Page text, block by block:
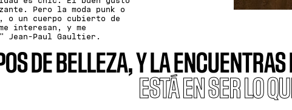
Pero la moda punk o
o un cuerpo cubierto de
interesan, y me
Jean-Paul Gaultier.
DE BELLEZA, Y LA
ESTÁ EN SER LO